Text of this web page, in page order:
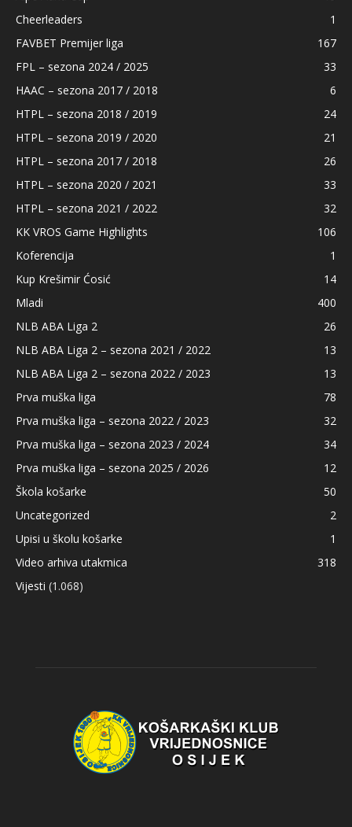
Cheerleaders
1
FAVBET Premijer liga
167
FPL – sezona 2024 / 2025
33
HAAC – sezona 2017 / 2018
6
HTPL – sezona 2018 / 2019
24
HTPL – sezona 2019 / 2020
21
HTPL – sezona 2017 / 2018
26
HTPL – sezona 2020 / 2021
33
HTPL – sezona 2021 / 2022
32
KK VROS Game Highlights
106
Koferencija
1
Kup Krešimir Ćosić
14
Mladi
400
NLB ABA Liga 2
26
NLB ABA Liga 2 – sezona 2021 / 2022
13
NLB ABA Liga 2 – sezona 2022 / 2023
13
Prva muška liga
78
Prva muška liga – sezona 2022 / 2023
32
Prva muška liga – sezona 2023 / 2024
34
Prva muška liga – sezona 2025 / 2026
12
Škola košarke
50
Uncategorized
2
Upisi u školu košarke
1
Video arhiva utakmica
318
Vijesti (1.068)